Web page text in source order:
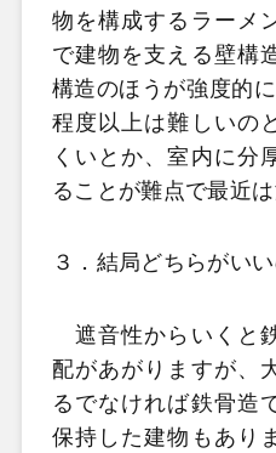
物を構成するラーメ
で建物を支える壁構
構造のほうが強度的
程度以上は難しいの
くいとか、室内に分
ることが難点で最近
３．結局どちらがい
遮音性からいくと
配があがりますが、
るでなければ鉄骨造
保持した建物もあり